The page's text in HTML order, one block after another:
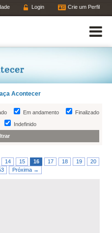
Login Crie um Perfil
Acontecer
Em andamento
Finalizado
Indefinido
14 15 16 17 18 19
20
Próxima →